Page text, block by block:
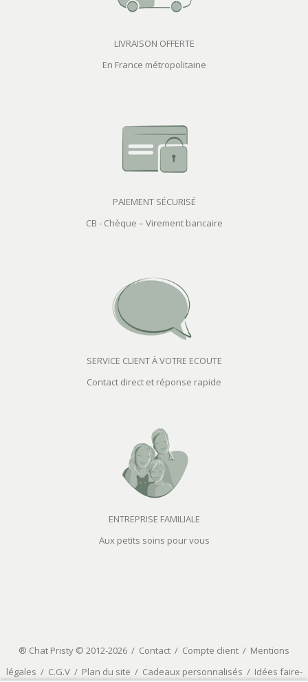
LIVRAISON OFFERTE
En France métropolitaine
PAIEMENT SÉCURISÉ
CB - Chèque – Virement bancaire
SERVICE CLIENT À VOTRE ECOUTE
Contact direct et réponse rapide
ENTREPRISE FAMILIALE
Aux petits soins pour vous
® Chat Pristy © 2012-2026 / Contact / Compte client / Mentions
légales / C.G.V/ Plan du site / Cadeaux personnalisés / Idées faire-